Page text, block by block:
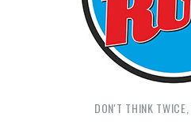
DON'T THINK